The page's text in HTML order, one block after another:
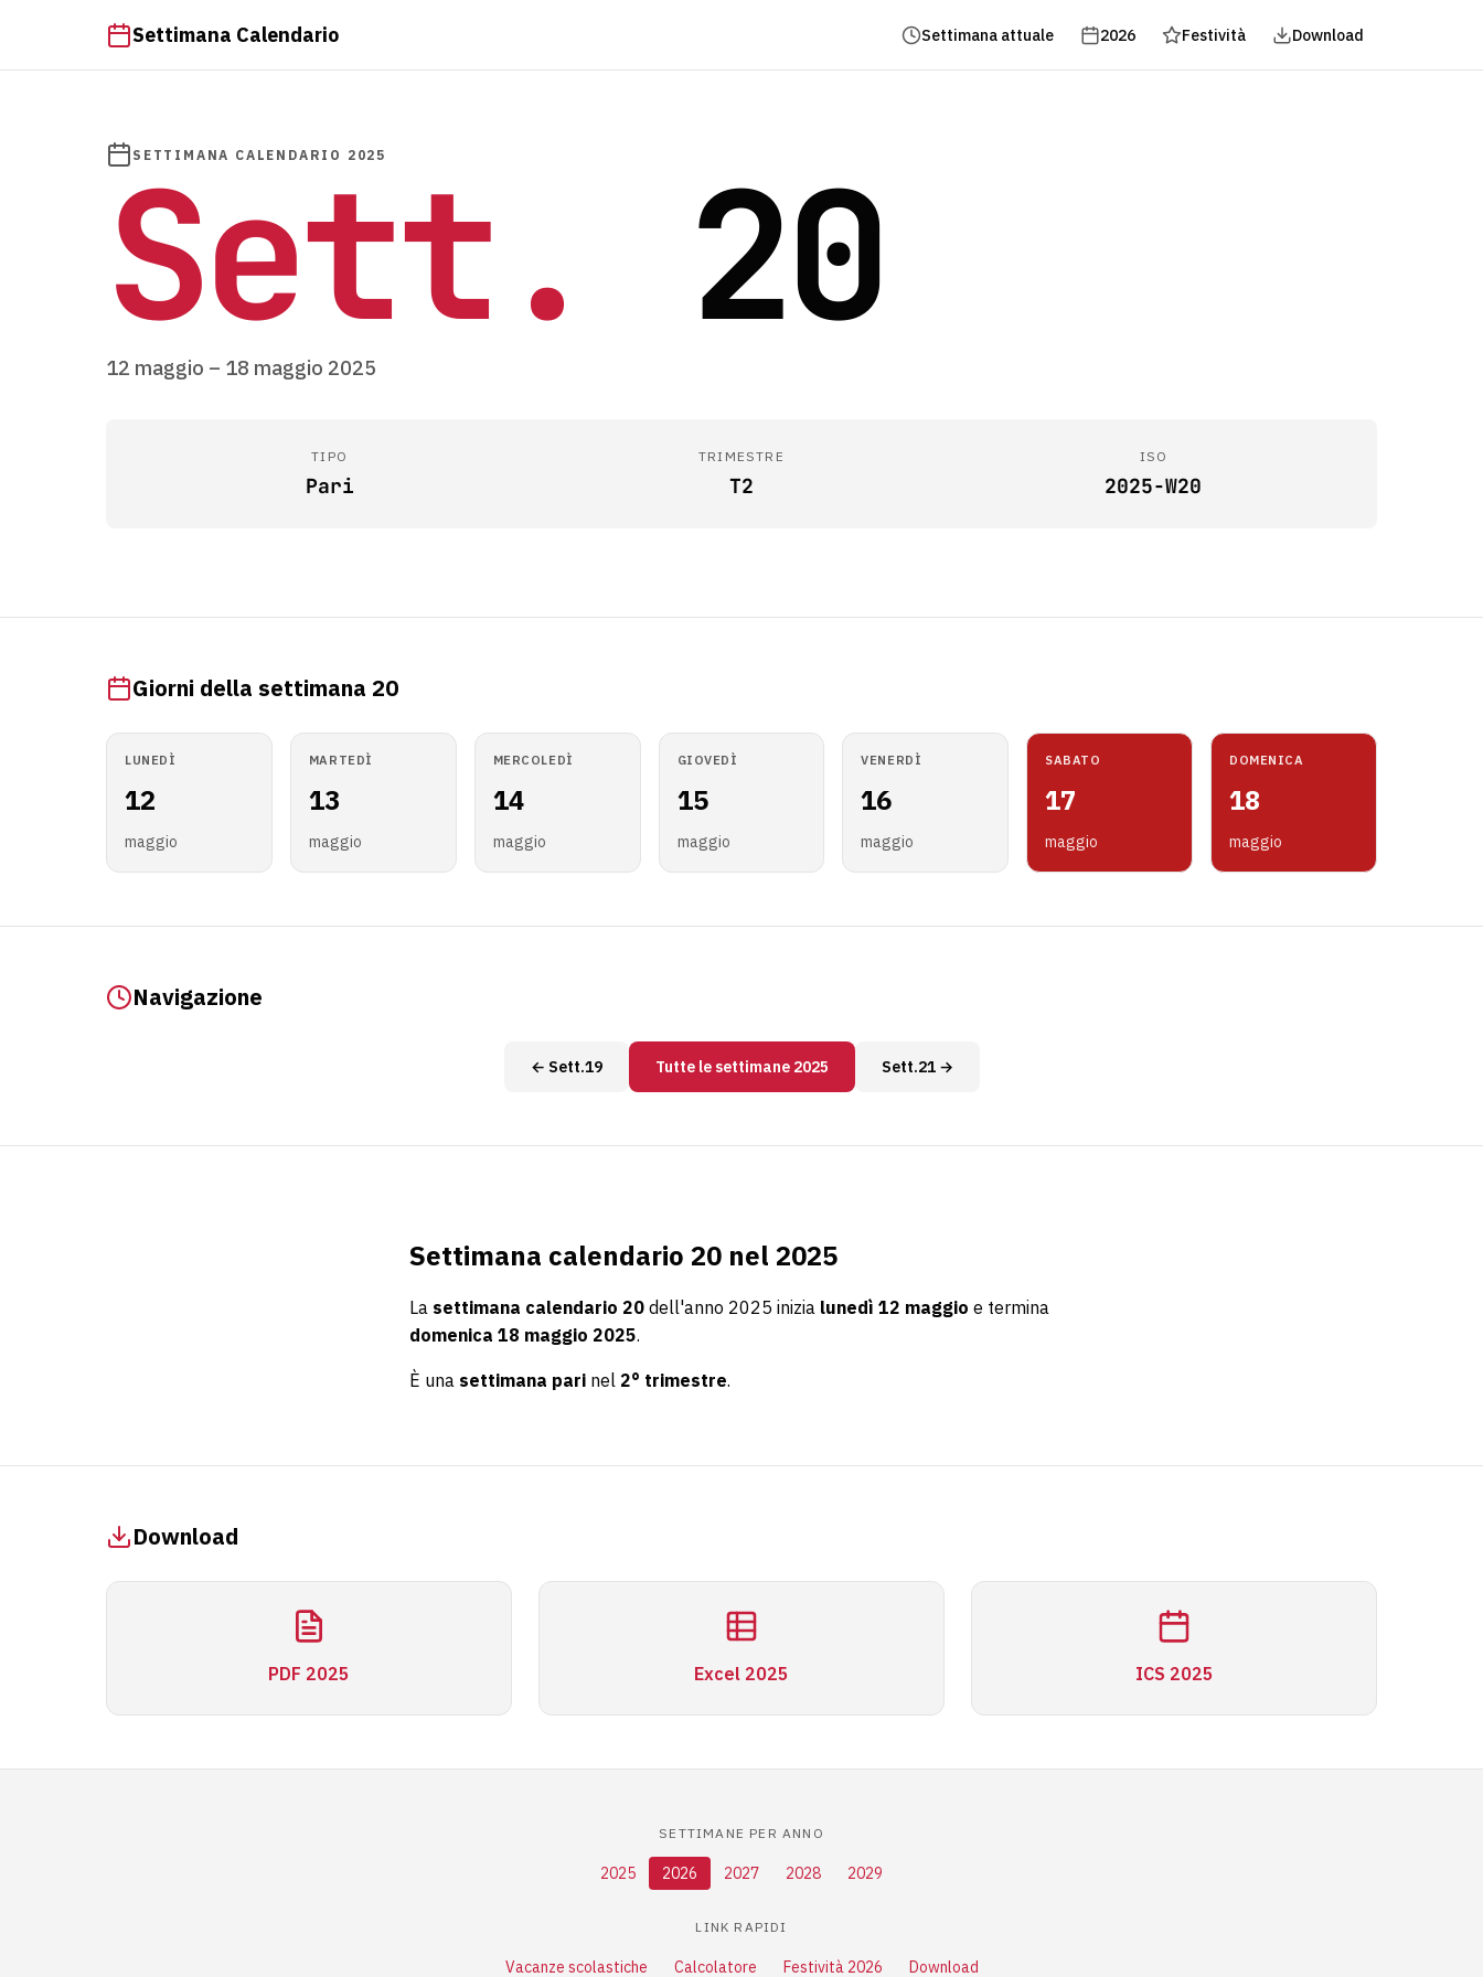
Settimana Calendario Settimana attuale 2026 Festività Download
SETTIMANA CALENDARIO 2025
Sett. 20
12 maggio – 18 maggio 2025
TIPO
Pari
TRIMESTRE
T2
ISO
2025-W20
Giorni della settimana 20
LUNEDÌ
12
maggio
MARTEDÌ
13
maggio
MERCOLEDÌ
14
maggio
GIOVEDÌ
15
maggio
VENERDÌ
16
maggio
SABATO
17
maggio
DOMENICA
18
maggio
Navigazione
← Sett.19 Tutte le settimane 2025 Sett.21 →
Settimana calendario 20 nel 2025
La settimana calendario 20 dell'anno 2025 inizia lunedì 12 maggio e termina
domenica 18 maggio 2025.
È una settimana pari nel 2° trimestre.
Download
PDF 2025 Excel 2025 ICS 2025
SETTIMANE PER ANNO
2025 2026 2027 2028 2029
LINK RAPIDI
Vacanze scolastiche Calcolatore Festività 2026 Download